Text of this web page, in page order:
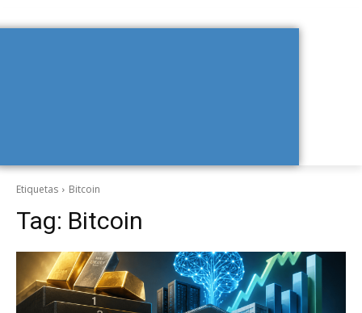
Etiquetas Bitcoin
Tag: Bitcoin